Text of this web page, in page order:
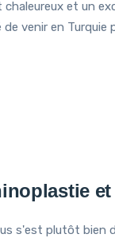
et un
venir en Turquie
s'est plutôt bien